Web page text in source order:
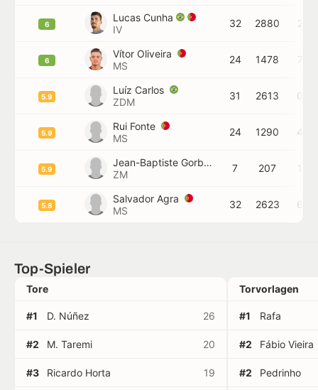
6
Lucas Cunha
IV
32 2880 2
6
Vítor Oliveira
MS
24 1478 7
5.9
Luíz Carlos
ZDM
31 2613 0
5.9
Rui Fonte
MS
24 1290 4
5.9
Jean-Baptiste Gorby
ZM
7 207 1
5.8
Salvador Agra
MS
32 2623 6
Top-Spieler
Tore
#1 D. Núñez 26
#2 M. Taremi 20
#3 Ricardo Horta 19
Torvorlagen
#1 Rafa
#2 Fábio Vieira
#2 Pedrinho